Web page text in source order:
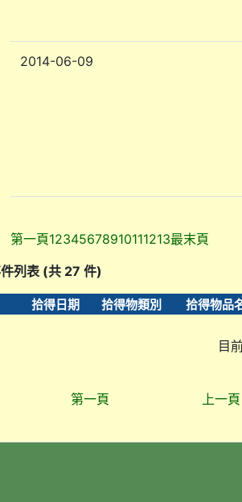
2014-06-09
第一頁12345678910111213最末頁
列表 (共 27 件)
拾得日期 拾得物類別 拾得物品
目
第一頁 上一頁